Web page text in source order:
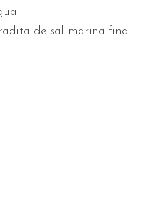
de sal marina fina